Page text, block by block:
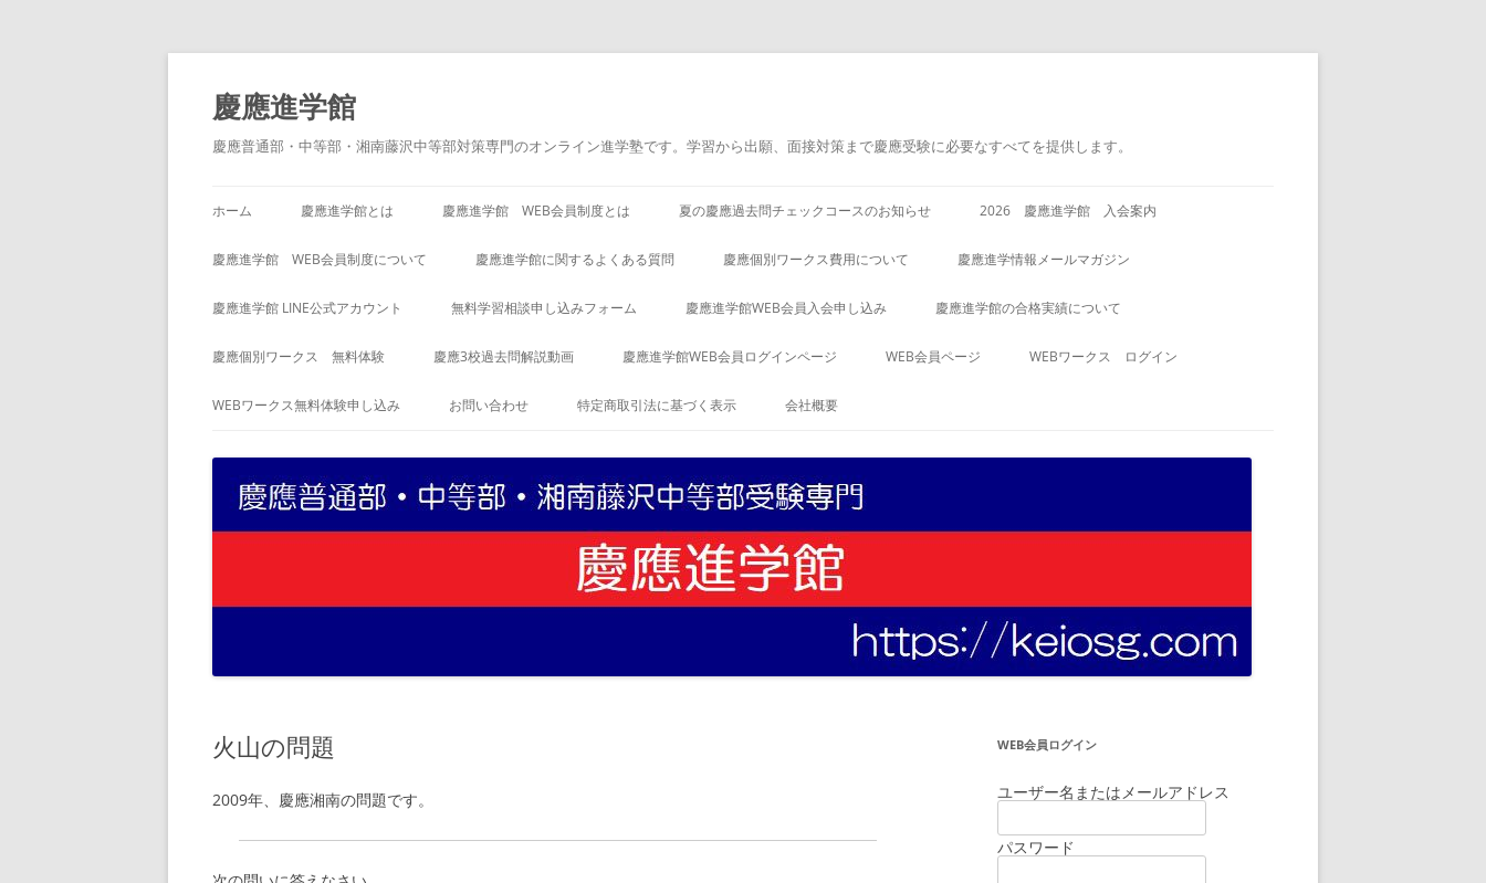
コ
テ
ン
ツ
へ
ス
慶應進学館
慶應普通部・中等部・湘南藤沢中等部対策専門のオンライン進学塾です。学習から出願、面接対策まで慶應受験に必要なすべてを提供します。
ホーム 慶應進学館とは 慶應進学館 WEB会員制度とは 夏の慶應過去問チェックコースのお知らせ 2026 慶應進学館 入会案内
慶應進学館 WEB会員制度について 慶應進学館に関するよくある質問 慶應個別ワークス費用について 慶應進学情報メールマガジン
慶應進学館 LINE公式アカウント 無料学習相談申し込みフォーム 慶應進学館WEB会員入会申し込み 慶應進学館の合格実績について
慶應個別ワークス 無料体験 慶應3校過去問解説動画 慶應進学館WEB会員ログインページ WEB会員ページ WEBワークス ログイン
WEBワークス無料体験申し込み お問い合わせ 特定商取引法に基づく表示 会社概要
火山の問題
2009年、慶應湘南の問題です。
WEB会員ログイン
ユーザー名またはメールアドレス
パスワード